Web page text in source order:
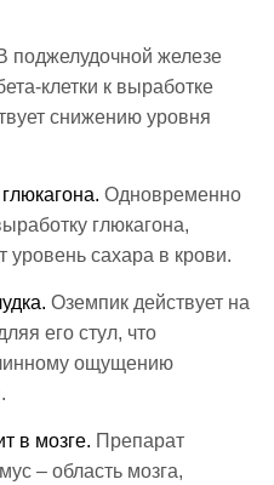
поджелудочной железе
клетки к выработке
снижению уровня
Одновременно
глюкагона,
уровень сахара в крови.
Оземпик действует на
его стул, что
ощущению
в мозге. Препарат
– область мозга,